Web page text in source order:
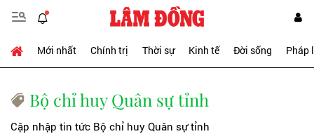
Mới nhất Chính trị Thời sự Kinh tế Đời sống Pháp
Bộ chỉ huy Quân sự tỉnh
Cập nhập tin tức Bộ chỉ huy Quân sự tỉnh